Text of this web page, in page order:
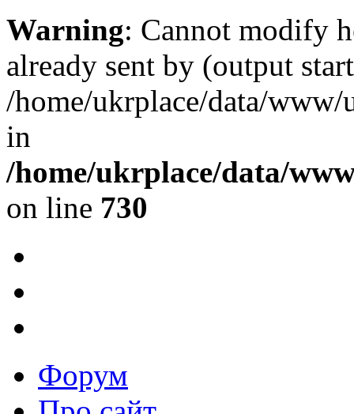
Warning: Cannot modify
already sent by (output
/home/ukrplace/data/
in
/home/ukrplace/data/
on line 730
Форум